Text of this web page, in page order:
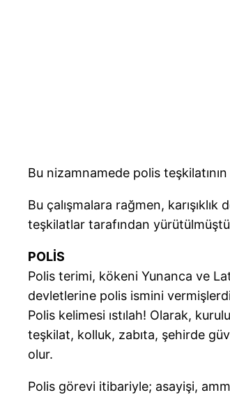
Bu nizamnamede polis
Bu çalışmalara rağmen,
teşkilatlar tarafından
POLİS
Polis terimi, kökeni Yunanca ve
devletlerine polis ismini
Polis kelimesi ıstılah! Olarak,
teşkilat, kolluk, zabıta, şehirde
olur.
Polis görevi itibariyle; asayişi,